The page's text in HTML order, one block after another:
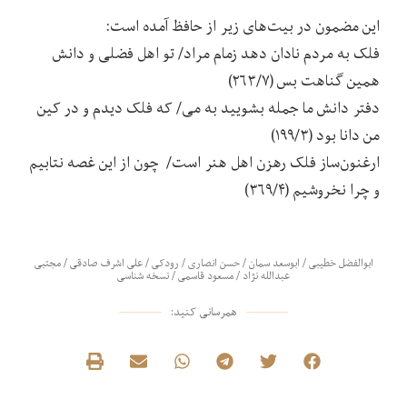
این مضمون در بیت‌های زیر از حافظ آمده است:
فلک به مردم نادان دهد زمام مراد/ تو اهل فضلی و دانش
همین گناهت بس (۲۶۳/۷)
دفتر دانش ما جمله بشویید به می/ که فلک دیدم و در کین
من دانا بود (۱۹۹/۳)
ارغنون‌ساز فلک رهزن اهل هنر است/ چون از این غصه نتابیم
و چرا نخروشیم (۳۶۹/۴)
ابوالفضل خطیبی/ابوسعد سمان/حسن انصاری/رودکی/علی اشرف صادقی/مجتبی
عبدالله نژاد/مسعود قاسمی/نسخه شناسی
همرسانی کنید: